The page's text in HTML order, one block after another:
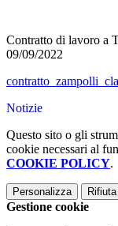
Contratto di lavoro a
09/09/2022
Notizie
Questo sito o gli
cookie necessari al
COOKIE POLICY.
Personalizza
Gestione cookie